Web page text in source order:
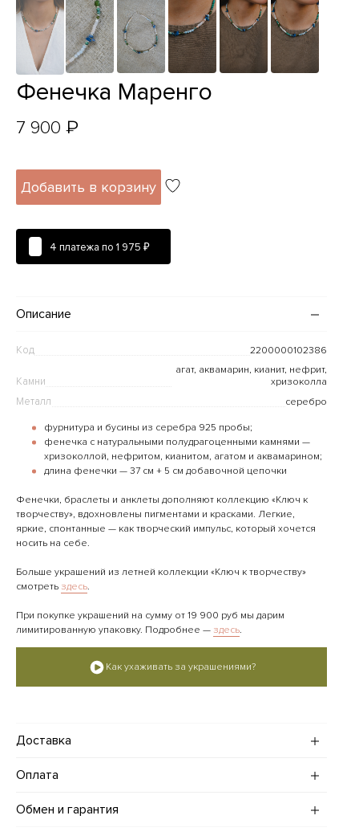
Фенечка Маренго
7 900 ₽
Добавить в корзину
4 платежа по 1 975 ₽
Описание
Код 2200000102386
Камни
агат, аквамарин, кианит, нефрит,
хризоколла
Металл серебро
фурнитура и бусины из серебра 925 пробы;
фенечка с натуральными полудрагоценными камнями —
хризоколлой, нефритом, кианитом, агатом и аквамарином;
длина фенечки — 37 см + 5 см добавочной цепочки
Фенечки, браслеты и анклеты дополняют коллекцию «Ключ к
творчеству», вдохновлены пигментами и красками. Легкие,
яркие, спонтанные — как творческий импульс, который хочется
носить на себе.
Больше украшений из летней коллекции «Ключ к творчеству»
смотреть здесь.
При покупке украшений на сумму от 19 900 руб мы дарим
лимитированную упаковку. Подробнее — здесь.
Как ухаживать за украшениями?
Доставка
пределах МКАД и КАД):
рублей.
Оплата
а также с помощью сервиса "Долями".
Обмен и гарантия